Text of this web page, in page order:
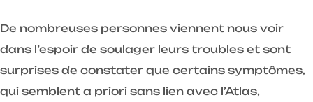
De nombreuses personnes viennent nous voir
dans l’espoir de soulager leurs troubles et sont
surprises de constater que certains symptômes,
qui semblent a priori sans lien avec l’Atlas,